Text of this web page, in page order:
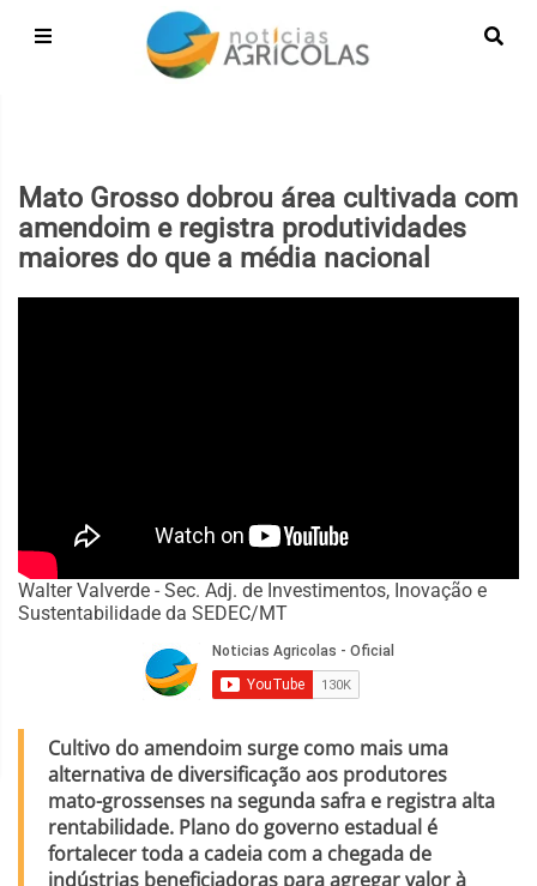
Mato Grosso dobrou área cultivada com
amendoim e registra produtividades
maiores do que a média nacional
Walter Valverde - Sec. Adj. de Investimentos, Inovação e
Sustentabilidade da SEDEC/MT
Cultivo do amendoim surge como mais uma
alternativa de diversificação aos produtores
mato-grossenses na segunda safra e registra alta
rentabilidade. Plano do governo estadual é
fortalecer toda a cadeia com a chegada de
indústrias beneficiadoras para agregar valor à